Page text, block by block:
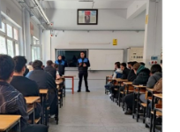
Osmaniye
Düzce